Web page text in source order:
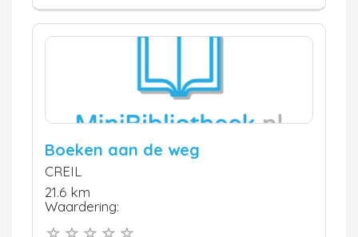
Boeken aan de weg
CREIL
21.6 km
Waardering: